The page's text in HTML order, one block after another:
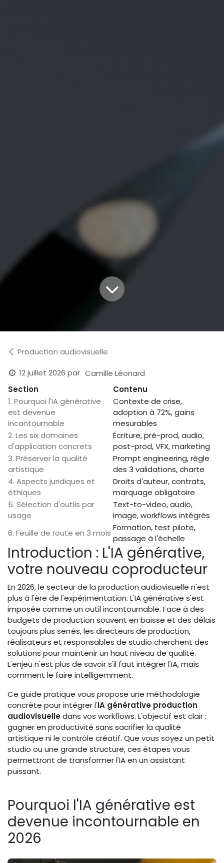
Production audiovisuelle
12 juillet 2026 par Camille Léonard
Section
Contenu
1. Pourquoi l'IA générative
est devenue
incontournable
Contexte de crise,
adoption à 72%, gains
mesurables
2. Les six domaines
d'application concrets
Écriture, pré-prod, audio,
post-prod, VFX, marketing
3. Préserver la qualité
artistique
Prompt engineering, règle
des 3 validations, charte
4. Aspects juridiques et
éthiques
Droits d'auteur, contrats,
marquage obligatoire
5. Sélection d'outils par
usage
Text-to-video, audio,
image, workflows intégrés
6. Feuille de route en 3 mois
Formation, test pilote,
passage à l'échelle
Introduction : L'IA générative,
votre nouveau coproducteur
En 2026, le secteur de la production audiovisuelle n'est
plus à l'ère de l'expérimentation. L'IA générative s'est
imposée comme un outil incontournable. Face à des
budgets de production souvent en baisse et des délais
toujours plus serrés, les directeurs de production,
réalisateurs et responsables de studio cherchent des
solutions pour maintenir un haut niveau de qualité.
L'enjeu n'est plus de savoir s'il faut intégrer l'IA, mais
comment le faire intelligemment.
Ce guide pratique vous propose une méthodologie
concrète pour intégrer l'IA générative production
audiovisuelledans vos workflows. L'objectif est clair :
gagner en productivité sans sacrifier la qualité
artistique ni le contrôle créatif. Que vous soyez un petit
studio ou une grande structure, ces étapes vous
permettront de transformer l'IA en un assistant
puissant.
Pourquoi l'IA générative est
devenue incontournable en
2026